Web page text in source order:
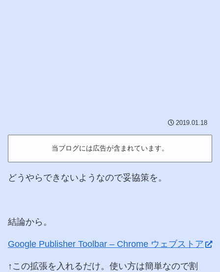
2019.01.18
当ブログには広告が含まれています。
どうやらできないようなので妥協策を。
結論から。
Google Publisher Toolbar – Chrome ウェブストア
↑この拡張を入れるだけ。使い方は簡単なので割